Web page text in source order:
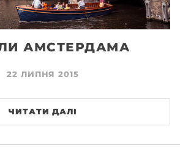
АМСТЕРДАМА
22 ЛИПНЯ 2015
ЧИТАТИ ДАЛІ